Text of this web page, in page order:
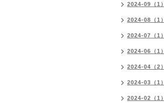
2024-09（1）
2024-08（1）
2024-07（1）
2024-06（1）
2024-04（2）
2024-03（1）
2024-02（1）